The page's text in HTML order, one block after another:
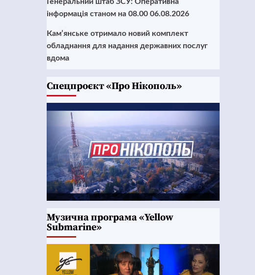
Генеральний штаб ЗСУ: Оперативна
інформація станом на 08.00 06.08.2026
Кам’янське отримало новий комплект
обладнання для надання державних послуг
вдома
Cпецпроєкт «Про Нікополь»
Музична програма «Yellow
Submarine»